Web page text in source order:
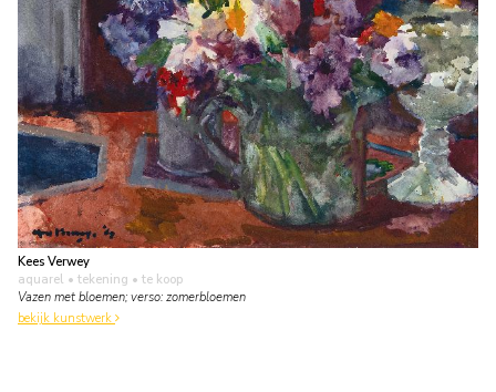
Kees Verwey
aquarel • tekening • te koop
Vazen met bloemen; verso: zomerbloemen
bekijk kunstwerk